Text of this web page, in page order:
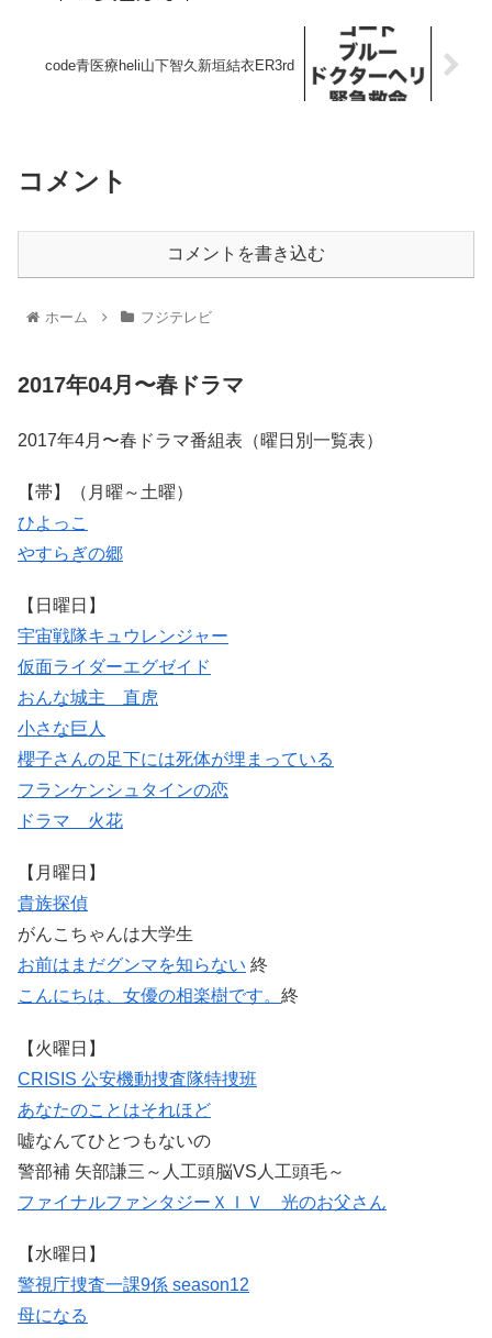
code青医療heli山下智久新垣結衣ER3rd
コメント
コメントを書き込む
ホーム フジテレビ
2017年04月〜春ドラマ
2017年4月〜春ドラマ番組表（曜日別一覧表）
【帯】（月曜～土曜）
ひよっこ
やすらぎの郷
【日曜日】
宇宙戦隊キュウレンジャー
仮面ライダーエグゼイド
おんな城主 直虎
小さな巨人
櫻子さんの足下には死体が埋まっている
フランケンシュタインの恋
ドラマ 火花
【月曜日】
貴族探偵
がんこちゃんは大学生
お前はまだグンマを知らない 終
こんにちは、女優の相楽樹です。 終
【火曜日】
CRISIS 公安機動捜査隊特捜班
あなたのことはそれほど
嘘なんてひとつもないの
警部補 矢部謙三～人工頭脳VS人工頭毛～
ファイナルファンタジーＸＩＶ 光のお父さん
【水曜日】
警視庁捜査一課9係 season12
母になる